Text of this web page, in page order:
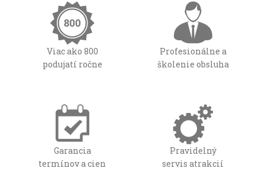
Viac ako 800
podujatí ročne
Profesionálne a
školenie obsluha
Garancia
termínov a cien
Pravidelný
servis atrakcií